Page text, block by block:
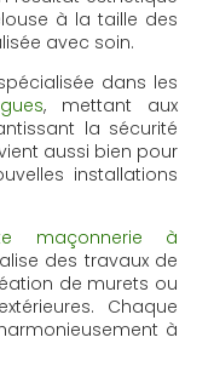
à la taille des
avec soin.
dans les
, mettant aux
la sécurité
aussi bien pour
installations
maçonnerie à
des travaux de
de murets ou
Chaque
à